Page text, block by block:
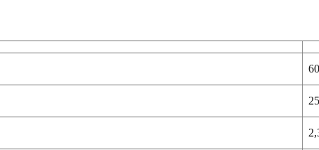
60
25